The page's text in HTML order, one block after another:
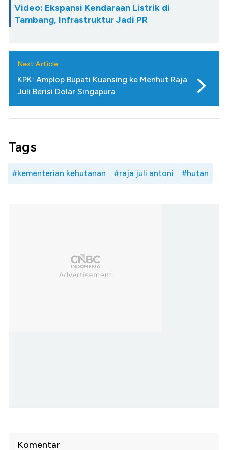
Video: Ekspansi Kendaraan Listrik di
Tambang, Infrastruktur Jadi PR
Next Article
KPK: Amplop Bupati Kuansing ke Menhut Raja
Juli Berisi Dolar Singapura
Tags
#kementerian kehutanan #raja juli antoni #hutan
Komentar